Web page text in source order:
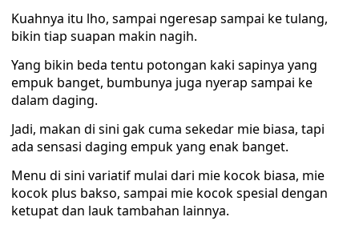
Kuahnya itu lho, sampai ngeresap sampai ke tulang,
bikin tiap suapan makin nagih.
Yang bikin beda tentu potongan kaki sapinya yang
empuk banget, bumbunya juga nyerap sampai ke
dalam daging.
Jadi, makan di sini gak cuma sekedar mie biasa, tapi
ada sensasi daging empuk yang enak banget.
Menu di sini variatif mulai dari mie kocok biasa, mie
kocok plus bakso, sampai mie kocok spesial dengan
ketupat dan lauk tambahan lainnya.